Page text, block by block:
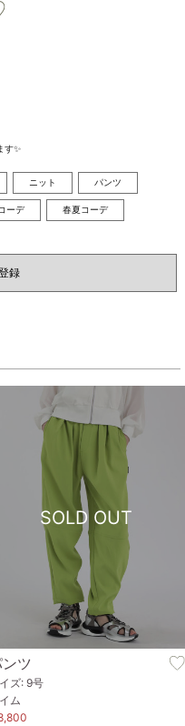
す✨
ニット パンツ
ーデ 春夏コーデ
録
SOLD OUT
ツ
ズ: 9号
ム